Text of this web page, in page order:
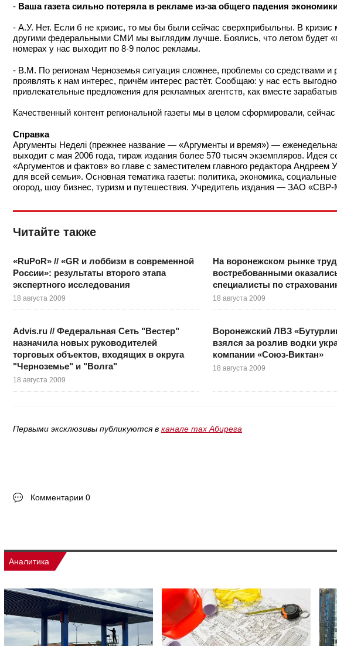
- Ваша газета сильно потеряла в рекламе из-за общего падения
- А.У. Нет. Если б не кризис, то мы бы были сейчас сверхприбыльны. В кризис
другими федеральными СМИ мы выглядим лучше. Боялись, что летом будет
номерах у нас выходит по 8-9 полос рекламы.
- В.М. По регионам Черноземья ситуация сложнее, проблемы со средствами и
проявлять к нам интерес, причём интерес растёт. Сообщаю: у нас есть
привлекательные предложения для рекламных агентств, как вместе
Качественный контент региональной газеты мы в целом сформировали,
Справка
Аргументы Неделі (прежнее название — «Аргументы и время») —
выходит с мая 2006 года, тираж издания более 570 тысяч экземпляров. Идея
«Аргументов и фактов» во главе с заместителем главного редактора
для всей семьи». Основная тематика газеты: политика, экономика,
огород, шоу бизнес, туризм и путешествия. Учредитель издания — ЗАО
Читайте также
«RuPoR» // «GR и лоббизм в современной
России»: результаты второго этапа
экспертного исследования
18 августа 2009
На воронежском рынке
востребованными
специалисты по
18 августа 2009
Advis.ru // Федеральная Сеть "Вестер"
назначила новых руководителей
торговых объектов, входящих в округа
"Черноземье" и "Волга"
18 августа 2009
Воронежский ЛВЗ
взялся за розлив водки
компании «Союз-Виктан»
18 августа 2009
Первыми эксклюзивы публикуются в канале max Абирега
Комментарии 0
Аналитика